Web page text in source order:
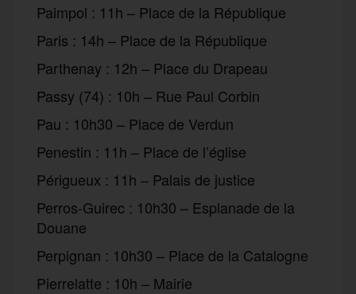
Paimpol : 11h – Place de la République
Paris : 14h – Place de la République
Parthenay : 12h – Place du Drapeau
Passy (74) : 10h – Rue Paul Corbin
Pau : 10h30 – Place de Verdun
Penestin : 11h – Place de l’église
Périgueux : 11h – Palais de justice
Perros-Guirec : 10h30 – Esplanade de la
Douane
Perpignan : 10h30 – Place de la Catalogne
Pierrelatte : 10h – Mairie